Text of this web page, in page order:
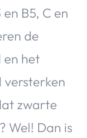
B5, C en
de
en het
versterken
zwarte
Wel! Dan is